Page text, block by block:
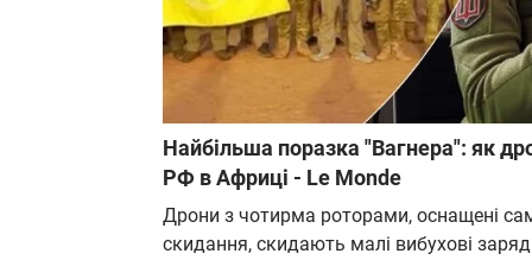
Найбільша поразка "Вагнера": як
РФ в Африці - Le Monde
Дрони з чотирма роторами, оснащені
скидання, скидають малі вибухові